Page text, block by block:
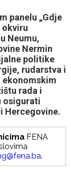
panelu „Gdje
okviru
Neumu,
Nermin
politike
rudarstva i
ekonomskim
rada i
osigurati
Hercegovine.
FENA
.